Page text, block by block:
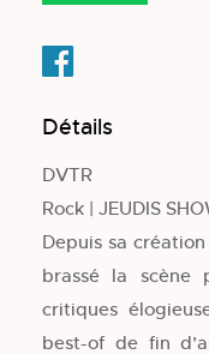
Détails
DVTR
Rock | JEUDIS
Depuis sa
brassé la scène
critiques
best-of de fin